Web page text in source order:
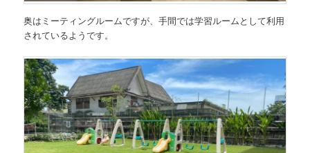
奥はミーティングルームですが、手間では学習ルームとして利用
されているようです。